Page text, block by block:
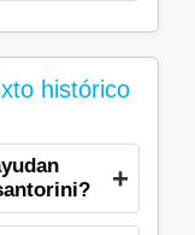
histórico